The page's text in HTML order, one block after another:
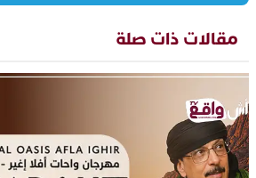
مقالات ذات صلة